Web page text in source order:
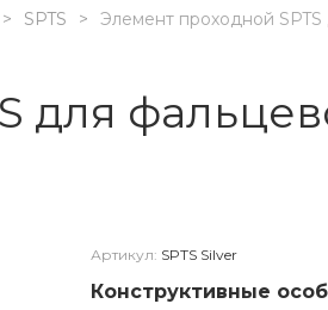
SPTS Элемент проходной
для
Артикул: SPTS Silver
Конструктивные